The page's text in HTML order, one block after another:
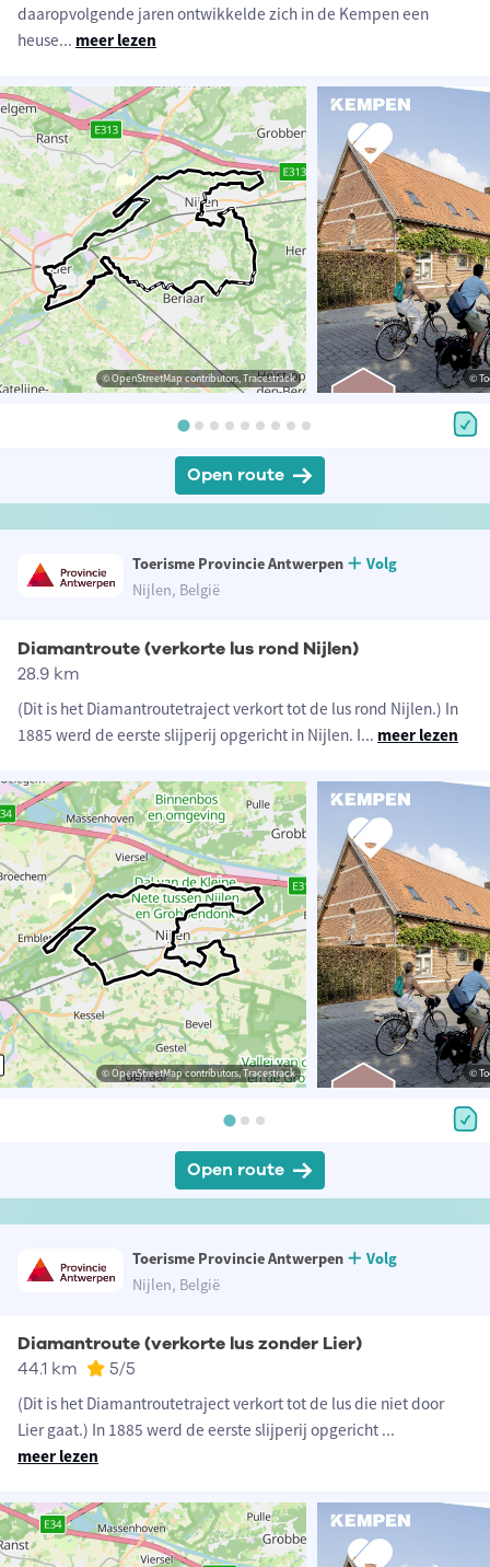
daaropvolgende jaren ontwikkelde zich in de Kempen een
heuse... meer lezen
© OpenStreetMap contributors, Tracestrack ©
Open route
Toerisme Provincie Antwerpen
Volg
Nijlen, België
Diamantroute (verkorte lus rond Nijlen)
28.9 km
(Dit is het Diamantroutetraject verkort tot de lus rond Nijlen.) In
1885 werd de eerste slijperij opgericht in Nijlen. I... meer lezen
© OpenStreetMap contributors, Tracestrack ©
Open route
Toerisme Provincie Antwerpen
Volg
Nijlen, België
Diamantroute (verkorte lus zonder Lier)
44.1 km 5/5
(Dit is het Diamantroutetraject verkort tot de lus die niet door
Lier gaat.) In 1885 werd de eerste slijperij opgericht ...
meer lezen